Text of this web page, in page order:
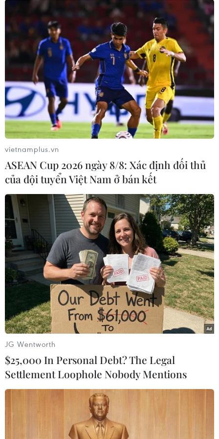
(TTXVN/Vietnam+)
#Thỏa thuận Ngũ cốc Biển Đen
#Sáng kiến Ngũ cốc Biển Đen
#cung cấp ngũ cốc
#thỏa thuận ngũ cốc
#tình hình ở Ukraine
Nga
Ukraine
Theo dõi VietnamPlus
TIN LIÊN QUAN
vietnamplus.vn
ASEAN Cup 2026 ngày 8/8: Xác định đối thủ
của đội tuyển Việt Nam ở bán kết
JG Wentworth
$25,000 In Personal Debt? The Legal
Settlement Loophole Nobody Mentions